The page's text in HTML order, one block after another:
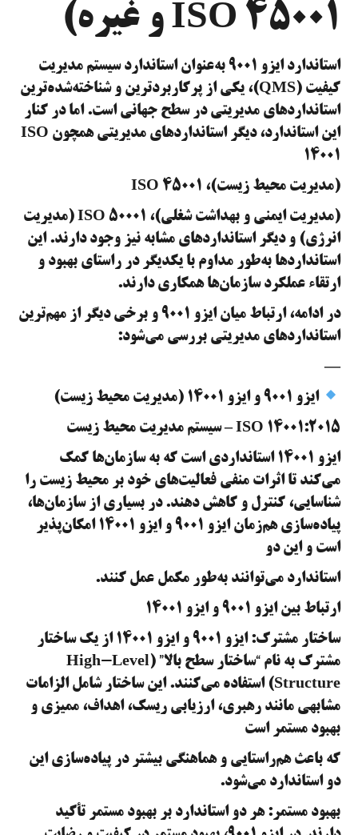
ISO 45001 و غیره)
استاندارد ایزو ۹۰۰۱ به‌عنوان استاندارد سیستم مدیریت
کیفیت (QMS)، یکی از پرکاربردترین و شناخته‌شده‌ترین
استانداردهای مدیریتی در سطح جهانی است. اما در کنار
این استاندارد، دیگر استانداردهای مدیریتی همچون ISO
14001
(مدیریت محیط زیست)، ISO 45001
(مدیریت ایمنی و بهداشت شغلی)، ISO 50001 (مدیریت
انرژی) و دیگر استانداردهای مشابه نیز وجود دارند. این
استانداردها به‌طور مداوم با یکدیگر در راستای بهبود و
ارتقاء عملکرد سازمان‌ها همکاری دارند.
در ادامه، ارتباط میان ایزو ۹۰۰۱ و برخی دیگر از مهم‌ترین
استانداردهای مدیریتی بررسی می‌شود:
—
ایزو ۹۰۰۱ و ایزو ۱۴۰۰۱ (مدیریت محیط زیست)
ISO 14001:2015 – سیستم مدیریت محیط زیست
ایزو ۱۴۰۰۱ استانداردی است که به سازمان‌ها کمک
می‌کند تا اثرات منفی فعالیت‌های خود بر محیط زیست را
شناسایی، کنترل و کاهش دهند. در بسیاری از سازمان‌ها،
پیاده‌سازی هم‌زمان ایزو ۹۰۰۱ و ایزو ۱۴۰۰۱ امکان‌پذیر
است و این دو
استاندارد می‌توانند به‌طور مکمل عمل کنند.
ارتباط بین ایزو ۹۰۰۱ و ایزو ۱۴۰۰۱
ساختار مشترک: ایزو ۹۰۰۱ و ایزو ۱۴۰۰۱ از یک ساختار
مشترک به نام “ساختار سطح بالا” (High-Level
Structure) استفاده می‌کنند. این ساختار شامل الزامات
مشابهی مانند رهبری، ارزیابی ریسک، اهداف، ممیزی و
بهبود مستمر است
که باعث هم‌راستایی و هماهنگی بیشتر در پیاده‌سازی این
دو استاندارد می‌شود.
بهبود مستمر: هر دو استاندارد بر بهبود مستمر تأکید